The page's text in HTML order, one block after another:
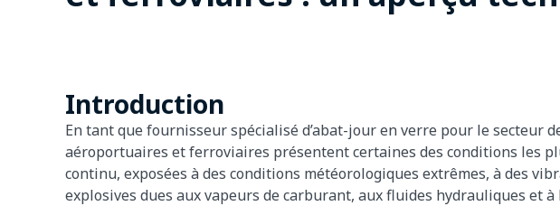
Introduction
En tant que fournisseur spécialisé d’abat-jour en verre pour le
aéroportuaires et ferroviaires présentent certaines des conditions les
continu, exposées à des conditions météorologiques extrêmes, à des
explosives dues aux vapeurs de carburant, aux fluides hydrauliques et